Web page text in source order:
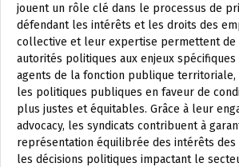
jouent un rôle clé dans le processus de
défendant les intérêts et les droits des
collective et leur expertise permettent de
autorités politiques aux enjeux
agents de la fonction publique territoriale,
les politiques publiques en faveur de
plus justes et équitables. Grâce à leur
advocacy, les syndicats contribuent à
représentation équilibrée des intérêts
les décisions politiques impactant le